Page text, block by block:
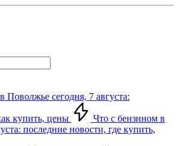
Поволжье сегодня, 7 августа:
купить, цены
Что с бензином в
последние новости, где купить,